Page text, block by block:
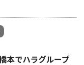
本でハラグループ